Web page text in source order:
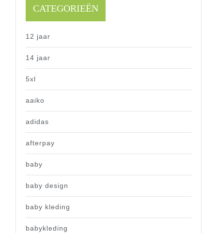
CATEGORIEËN
12 jaar
14 jaar
5xl
aaiko
adidas
afterpay
baby
baby design
baby kleding
babykleding